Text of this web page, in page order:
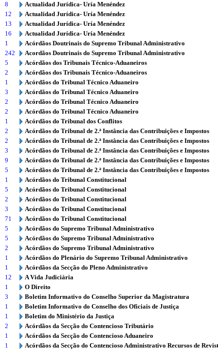
8
Actualidad Jurídica- Uría Menéndez
12
Actualidad Jurídica- Uría Menéndez
13
Actualidad Jurídica- Uría Menéndez
16
Actualidad Jurídica- Uría Menéndez
1
Acórdãos Doutrinais do Supremo Tribunal Administrativo
242
Acordãos Doutrinais do Supremo Tribunal Administrativo
5
Acórdãos dos Tribunais Técnico-Aduaneiros
2
Acórdãos dos Tribunais Técnico-Aduaneiros
1
Acórdãos do Tribunal Técnico Aduaneiro
3
Acórdãos do Tribunal Técnico Aduaneiro
2
Acórdãos do Tribunal Técnico Aduaneiro
2
Acórdãos do Tribunal Técnico Aduaneiro
1
Acórdãos do Tribunal dos Conflitos
2
Acórdãos do Tribunal de 2.ª Instância das Contribuições e Impostos
2
Acórdãos do Tribunal de 2.ª Instância das Contribuições e Impostos
3
Acórdãos do Tribunal de 2.ª Instância das Contribuições e Impostos
9
Acórdãos do Tribunal de 2.ª Instância das Contribuições e Impostos
5
Acórdãos do Tribunal de 2.ª Instância das Contribuições e Impostos
1
Acórdãos do Tribunal Constitucional
5
Acórdãos do Tribunal Constitucional
2
Acórdãos do Tribunal Constitucional
3
Acórdãos do Tribunal Constitucional
71
Acórdãos do Tribunal Constitucional
5
Acórdãos do Supremo Tribunal Administrativo
5
Acórdãos do Supremo Tribunal Administrativo
2
Acórdãos do Supremo Tribunal Administrativo
1
Acórdãos do Plenário do Supremo Tribunal Administrativo
1
Acórdãos da Secção do Pleno Administrativo
12
A Vida Judiciária
1
O Direito
3
Boletim Informativo do Conselho Superior da Magistratura
1
Boletim Informativo do Conselho dos Oficiais de Justiça
1
Boletim do Ministério da Justiça
2
Acórdãos da Secção do Contencioso Tributário
1
Acórdãos da Secção do Contencioso Aduaneiro
1
Acórdãos da Secção do Contencioso Administrativo Recursos de